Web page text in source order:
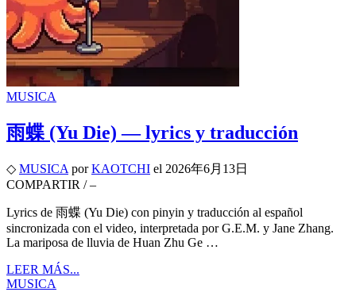
MUSICA
雨蝶 (Yu Die) — lyrics y traducción
◇ MUSICA por KAOTCHI el 2026年6月13日
COMPARTIR / –
Lyrics de 雨蝶 (Yu Die) con pinyin y traducción al español
sincronizada con el video, interpretada por G.E.M. y Jane Zhang.
La mariposa de lluvia de Huan Zhu Ge …
LEER MÁS...
MUSICA